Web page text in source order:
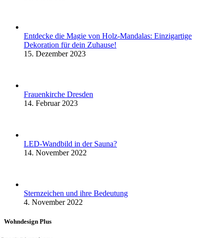
Entdecke die Magie von Holz-Mandalas: Einzigartige
Dekoration für dein Zuhause!
15. Dezember 2023
Frauenkirche Dresden
14. Februar 2023
LED-Wandbild in der Sauna?
14. November 2022
Sternzeichen und ihre Bedeutung
4. November 2022
Wohndesign Plus